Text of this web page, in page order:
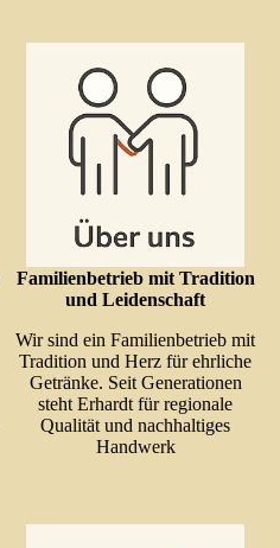
Familienbetrieb mit Tradition
und Leidenschaft
Wir sind ein Familienbetrieb mit
Tradition und Herz für ehrliche
Getränke. Seit Generationen
steht Erhardt für regionale
Qualität und nachhaltiges
Handwerk